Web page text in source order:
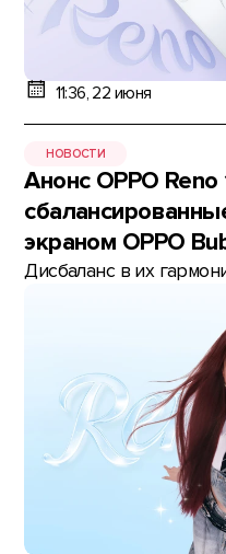
11:36, 22 июня
НОВОСТИ
Анонс OPPO Reno
экраном OPPO
Дисбаланс в их